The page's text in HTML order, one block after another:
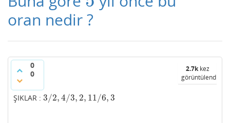
oran nedir ?
0
0
2.7kkez
görüntülendi
ŞIKLAR : 3/2,4/3, 2, 11/6,3
3/2,4 /3,2,11/6 ,3